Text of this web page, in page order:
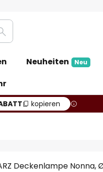
Suche
Neuheiten Neu
kopieren
Deckenlampe